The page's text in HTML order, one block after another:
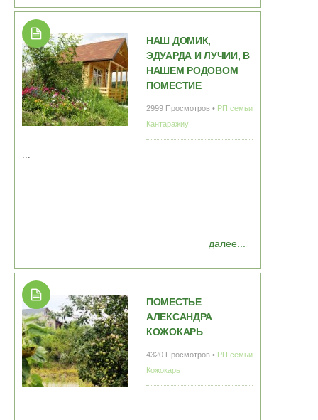
НАШ ДОМИК,
ЭДУАРДА И ЛУЧИИ, В
НАШЕМ РОДОВОМ
ПОМЕСТИЕ
2999 Просмотров • РП семьи
Кантаражиу
далее...
...
ПОМЕСТЬЕ
АЛЕКСАНДРА
КОЖОКАРЬ
4320 Просмотров • РП семьи
Кожокарь
...